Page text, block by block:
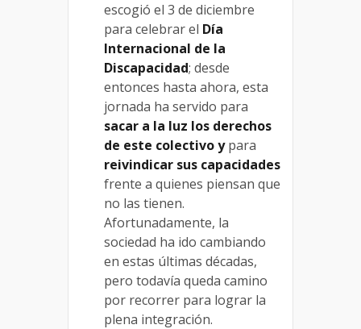
escogió el 3 de diciembre
para celebrar el Día
Internacional de la
Discapacidad; desde
entonces hasta ahora, esta
jornada ha servido para
sacar a la luz los derechos
de este colectivo ypara
reivindicar sus capacidades
frente a quienes piensan que
no las tienen.
Afortunadamente, la
sociedad ha ido cambiando
en estas últimas décadas,
pero todavía queda camino
por recorrer para lograr la
plena integración.